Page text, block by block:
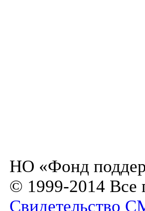
НО «Фонд
© 1999-2014 Все
Свидетельство